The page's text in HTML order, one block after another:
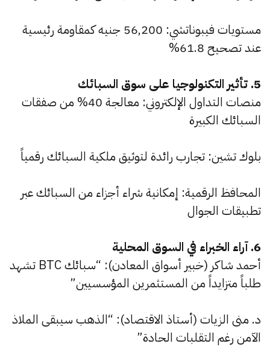
مستويات فيبوناتشي: 56,200 جنيه كمقاومة رئيسية
عند تصحيح 61.8%
5. تأثير التكنولوجيا على سوق السبائك
منصات التداول الإلكتروني: معالجة 40% من صفقات
السبائك الكبيرة
بلوك تشين: تجارب رائدة لتوثيق ملكية السبائك رقمياً
المحافظ الرقمية: إمكانية شراء أجزاء من السبائك عبر
تطبيقات الجوال
6. آراء الخبراء في السوق المحلية
أحمد شاكر (خبير أسواق المعادن): “سبائك BTC تشهد
طلباً متزايداً من المستثمرين المؤسسيين”
د. منى الزيات (أستاذ الاقتصاد): “الذهب سيبقى الملاذ
الآمن رغم التقلبات الحادة”